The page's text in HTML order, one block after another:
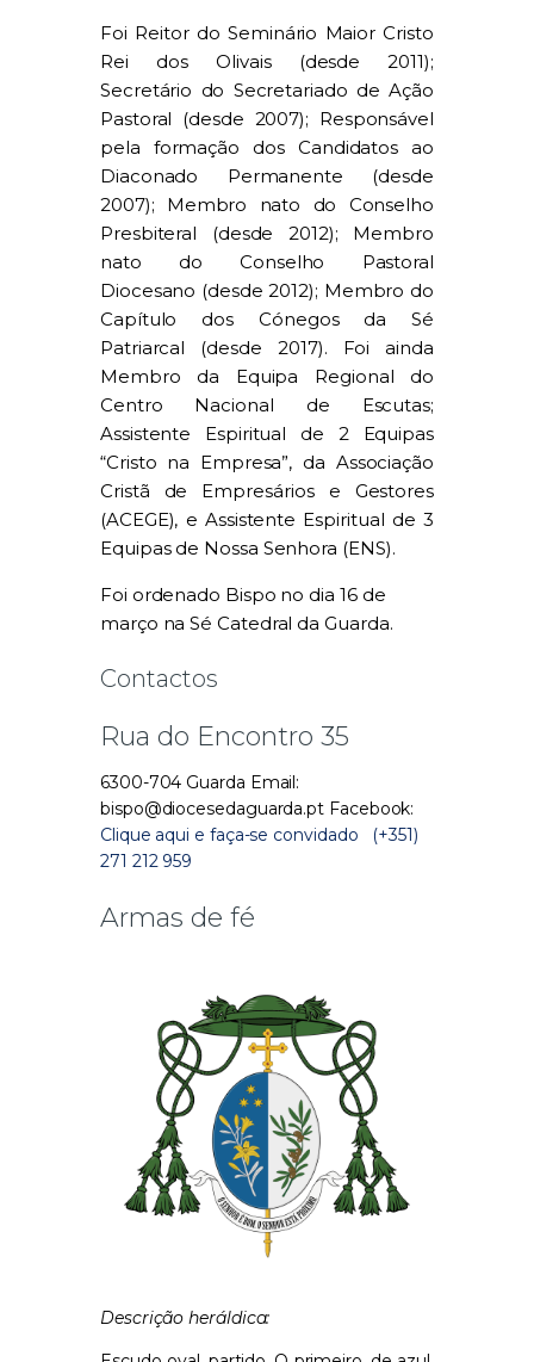
Foi Reitor do Seminário Maior Cristo
Rei dos Olivais (desde 2011);
Secretário do Secretariado de Ação
Pastoral (desde 2007); Responsável
pela formação dos Candidatos ao
Diaconado Permanente (desde
2007); Membro nato do Conselho
Presbiteral (desde 2012); Membro
nato do Conselho Pastoral
Diocesano (desde 2012); Membro do
Capítulo dos Cónegos da Sé
Patriarcal (desde 2017). Foi ainda
Membro da Equipa Regional do
Centro Nacional de Escutas;
Assistente Espiritual de 2 Equipas
“Cristo na Empresa”, da Associação
Cristã de Empresários e Gestores
(ACEGE), e Assistente Espiritual de 3
Equipas de Nossa Senhora (ENS).
Foi ordenado Bispo no dia 16 de
março na Sé Catedral da Guarda.
Contactos
Rua do Encontro 35
6300-704 Guarda Email:
bispo@diocesedaguarda.pt Facebook:
Clique aqui e faça-se convidado
(+351)
271 212 959
Armas de fé
Descrição heráldica: